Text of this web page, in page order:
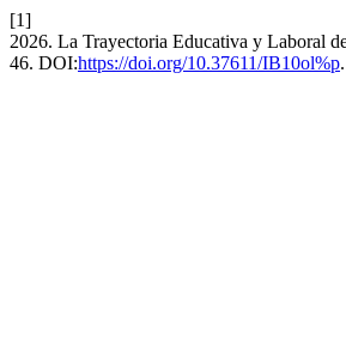
[1]
2026. La Trayectoria Educativa y Laboral
46. DOI:https://doi.org/10.37611/IB10ol%p.